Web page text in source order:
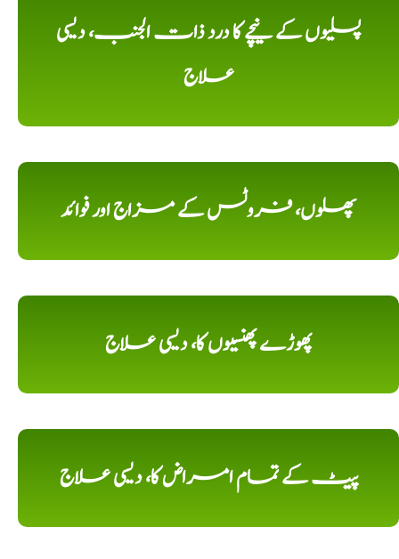
پسلیوں کے نیچے کا درد ذات الجنب، دیسی
علاج
پھلوں، فروٹس کے مزاج اور فوائد
پھوڑے پھنسیوں کا، دیسی علاج
پیٹ کے تمام امراض کا، دیسی علاج